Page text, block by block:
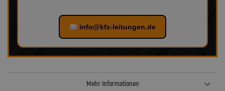
info@kfz-leitungen.de
Mehr Informationen